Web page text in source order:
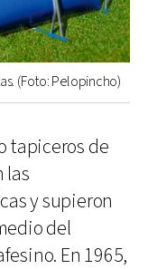
(Foto: Pelopincho)
tapiceros de
las
y supieron
del
En 1965,